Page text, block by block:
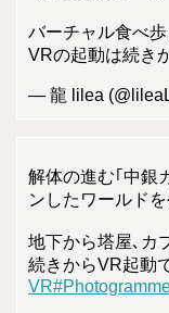
バーチャル食べ
VRの起動は続き
— 龍 lilea
解体の進む｢中銀
ンしたワールド
地下から塔屋､カ
続きからVR起動
VR